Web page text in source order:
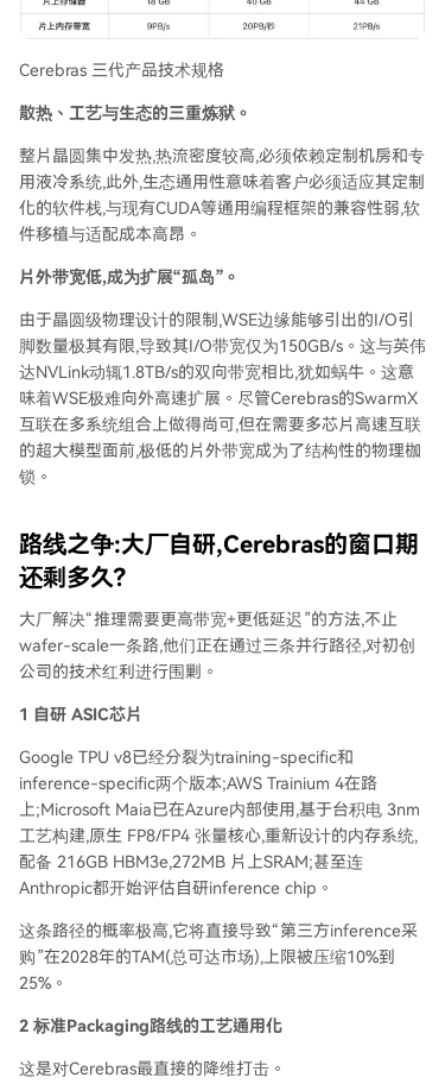
Cerebras 三代产品技术规格
散热、工艺与生态的三重炼狱。
整片晶圆集中发热,热流密度较高,必须依赖定制机房和专
用液冷系统,此外,生态通用性意味着客户必须适应其定制
化的软件栈,与现有CUDA等通用编程框架的兼容性弱,软
件移植与适配成本高昂。
片外带宽低,成为扩展“孤岛”。
由于晶圆级物理设计的限制,WSE边缘能够引出的I/O引
脚数量极其有限,导致其I/O带宽仅为150GB/s。这与英伟
达NVLink动辄1.8TB/s的双向带宽相比,犹如蜗牛。这意
味着WSE极难向外高速扩展。尽管Cerebras的SwarmX
互联在多系统组合上做得尚可,但在需要多芯片高速互联
的超大模型面前,极低的片外带宽成为了结构性的物理枷
锁。
路线之争:大厂自研,Cerebras的窗口期
还剩多久?
大厂解决“推理需要更高带宽+更低延迟”的方法,不止
wafer-scale一条路,他们正在通过三条并行路径,对初创
公司的技术红利进行围剿。
1 自研 ASIC芯片
Google TPU v8已经分裂为training-specific和
inference-specific两个版本;AWS Trainium 4在路
上;Microsoft Maia已在Azure内部使用,基于台积电 3nm
工艺构建,原生 FP8/FP4 张量核心,重新设计的内存系统,
配备 216GB HBM3e,272MB 片上SRAM;甚至连
Anthropic都开始评估自研inference chip。
这条路径的概率极高,它将直接导致“第三方inference采
购”在2028年的TAM(总可达市场),上限被压缩10%到
25%。
2 标准Packaging路线的工艺通用化
这是对Cerebras最直接的降维打击。